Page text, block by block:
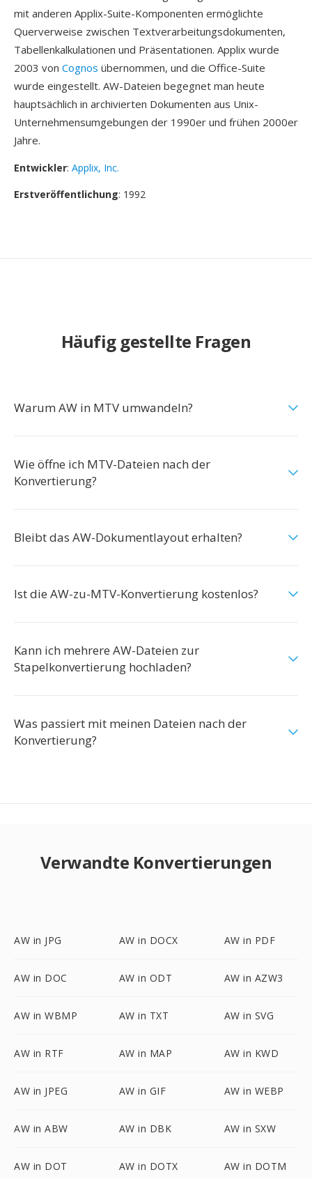
mit anderen Applix-Suite-Komponenten ermöglichte
Querverweise zwischen Textverarbeitungsdokumenten,
Tabellenkalkulationen und Präsentationen. Applix wurde
2003 von Cognos übernommen, und die Office-Suite
wurde eingestellt. AW-Dateien begegnet man heute
hauptsächlich in archivierten Dokumenten aus Unix-
Unternehmensumgebungen der 1990er und frühen 2000er
Jahre.
Entwickler: Applix, Inc.
Erstveröffentlichung: 1992
Häufig gestellte Fragen
Warum AW in MTV umwandeln?
Wie öffne ich MTV-Dateien nach der
Konvertierung?
Bleibt das AW-Dokumentlayout erhalten?
Ist die AW-zu-MTV-Konvertierung kostenlos?
Kann ich mehrere AW-Dateien zur
Stapelkonvertierung hochladen?
Was passiert mit meinen Dateien nach der
Konvertierung?
Verwandte Konvertierungen
AW in JPG AW in DOCX AW in PDF
AW in DOC AW in ODT AW in AZW3
AW in WBMP AW in TXT AW in SVG
AW in RTF AW in MAP AW in KWD
AW in JPEG AW in GIF AW in WEBP
AW in ABW AW in DBK AW in SXW
AW in DOT AW in DOTX AW in DOTM